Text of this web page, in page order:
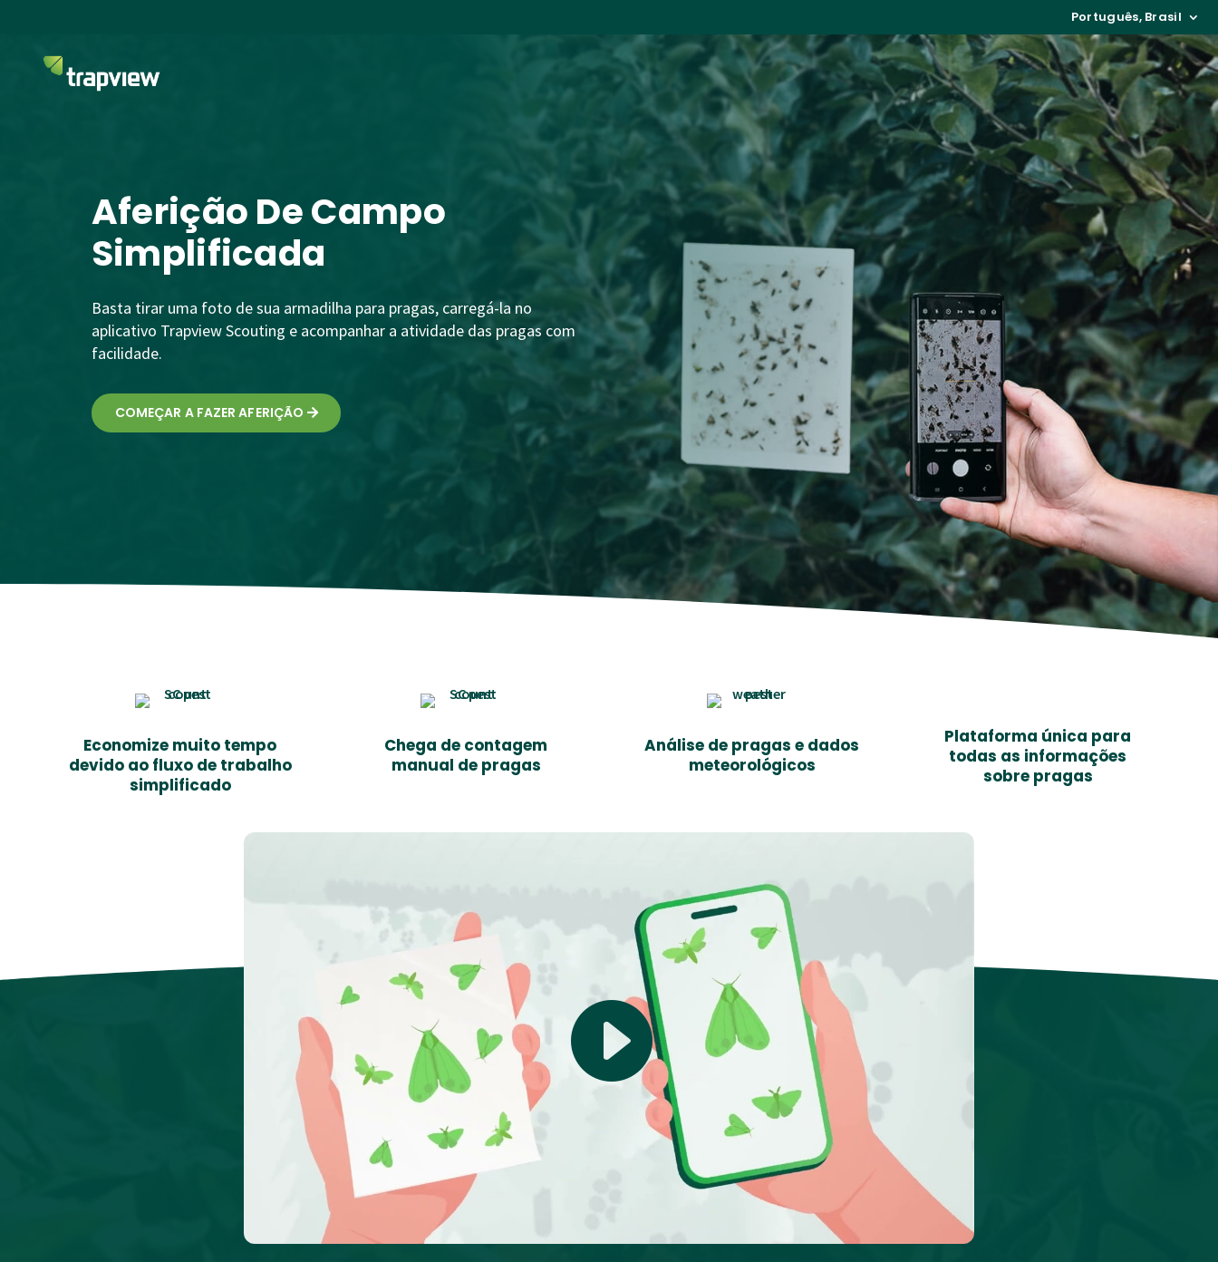
Português, Brasil
Aferição De Campo
Simplificada
Basta tirar uma foto de sua armadilha para pragas, carregá-la no
aplicativo Trapview Scouting e acompanhar a atividade das pragas com
facilidade.
COMEÇAR A FAZER AFERIÇÃO
Economize muito tempo
devido ao fluxo de trabalho
simplificado
Chega de contagem
manual de pragas
Análise de pragas e dados
meteorológicos
Plataforma única para
todas as informações
sobre pragas